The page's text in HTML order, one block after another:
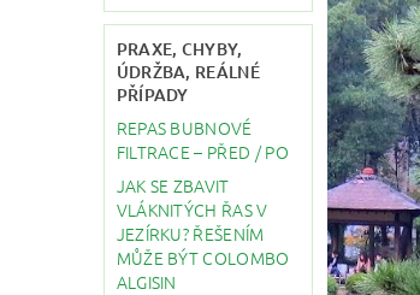
PRAXE, CHYBY,
ÚDRŽBA, REÁLNÉ
PŘÍPADY
REPAS BUBNOVÉ
FILTRACE – PŘED / PO
JAK SE ZBAVIT
VLÁKNITÝCH ŘAS V
JEZÍRKU? ŘEŠENÍM
MŮŽE BÝT COLOMBO
ALGISIN